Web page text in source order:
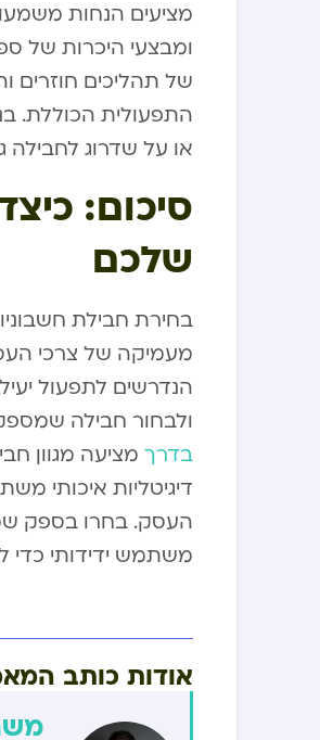
מציעים הנחות
ומבצעי היכרות של
של תהליכים חוזרים
התפעולית הכוללת.
או על שדרוג
סיכום:
שלכם
בחירת חבילת
מעמיקה של צרכי
הנדרשים לתפעול
ולבחור חבילה
בדרך מציעה מגוון
דיגיטליות איכותי
העסק. בחרו בספק
משתמש ידידותי כדי
אודות כותב